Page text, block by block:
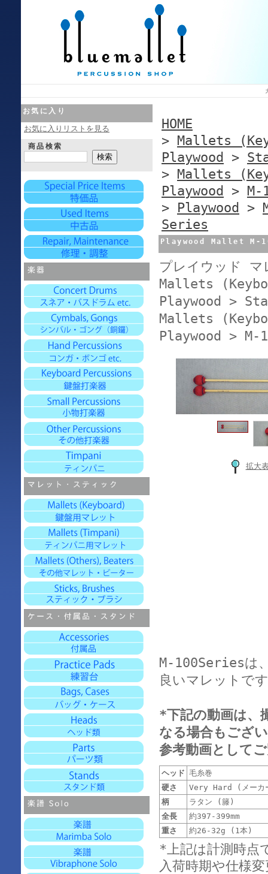
お気に入り
お気に入りリストを見る
商品検索
HOME
> Mallets
Playwood
>
> Mallets
Playwood
>
> Playwood >
Series
Playwood Mallet M-
プレイウッド
Mallets
Playwood >
Mallets
Playwood > M-
拡大
M-100Seriesは
良いマレットで
*下記の動画は、
なる場合もござ
参考動画として
ヘッド 毛糸巻
硬さ
Very Hard (メーカ
柄
ラタン (籐)
全長
約397-399mm
重さ
約26-32g (1本)
*上記は計測時点
入荷時期や仕様